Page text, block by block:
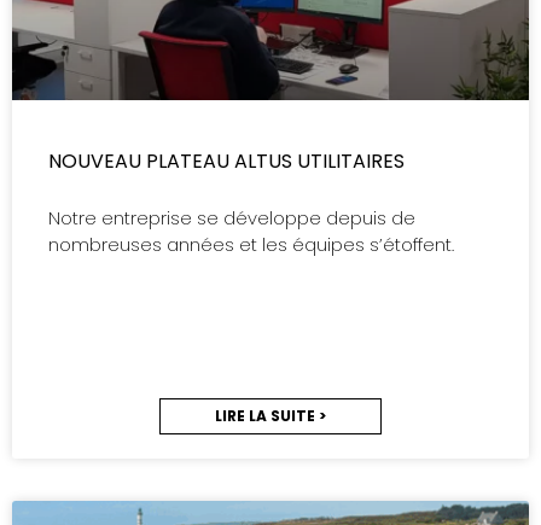
NOUVEAU PLATEAU ALTUS UTILITAIRES
Notre entreprise se développe depuis de
nombreuses années et les équipes s’étoffent.
LIRE LA SUITE >